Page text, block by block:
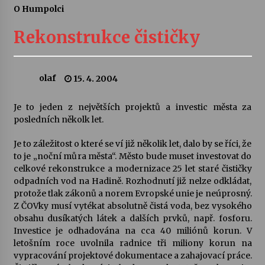
10. 8. 2026
Letní koncerty ve Stromovce: Ars Camerata a
Sukuba Ensemble
30. 7. 2026
Veselí muzikanti
30. 7. 2026
Pozvánka na integrační festival Quijotova
šedesátka: 28. 7.–1. 8. 2026
28. 7. 2026
O Humpolci
Rekonstrukce čističky
olaf 15. 4. 2004
Je to jeden z největších projektů a investic města za
posledních několk let.
Je to záležitost o které se ví již několik let, dalo by se říci, že
to je „noční můra města“. Město bude muset investovat do
celkové rekonstrukce a modernizace 25 let staré čističky
odpadních vod na Hadině. Rozhodnutí již nelze odkládat,
protože tlak zákonů a norem Evropské unie je neúprosný.
Z ČOVky musí vytékat absolutně čistá voda, bez vysokého
obsahu dusíkatých látek a dalších prvků, např. fosforu.
Investice je odhadována na cca 40 miliónů korun. V
letošním roce uvolnila radnice tři miliony korun na
vypracování projektové dokumentace a zahajovací práce.